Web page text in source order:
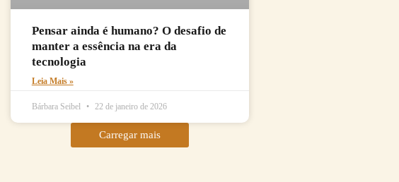
Pensar ainda é humano? O desafio de
manter a essência na era da
tecnologia
Leia Mais »
Bárbara Seibel 22 de janeiro de 2026
Carregar mais